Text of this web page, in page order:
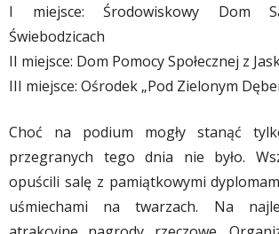
​I miejsce: Środowiskowy Dom
Świebodzicach
​II miejsce: Dom Pomocy Społecznej z
​III miejsce: Ośrodek „Pod Zielonym
​Choć na podium mogły stanąć
przegranych tego dnia nie było.
opuścili salę z pamiątkowymi
uśmiechami na twarzach. Na